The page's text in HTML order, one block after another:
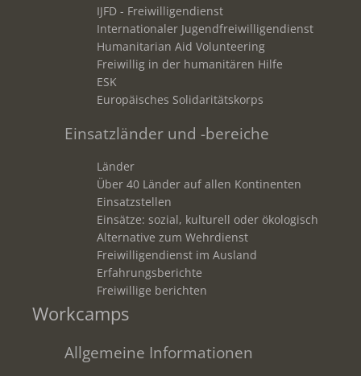
IJFD - Freiwilligendienst
Internationaler Jugendfreiwilligendienst
Humanitarian Aid Volunteering
Freiwillig in der humanitären Hilfe
ESK
Europäisches Solidaritätskorps
Einsatzländer und -bereiche
Länder
Über 40 Länder auf allen Kontinenten
Einsatzstellen
Einsätze: sozial, kulturell oder ökologisch
Alternative zum Wehrdienst
Freiwilligendienst im Ausland
Erfahrungsberichte
Freiwillige berichten
Workcamps
Allgemeine Informationen